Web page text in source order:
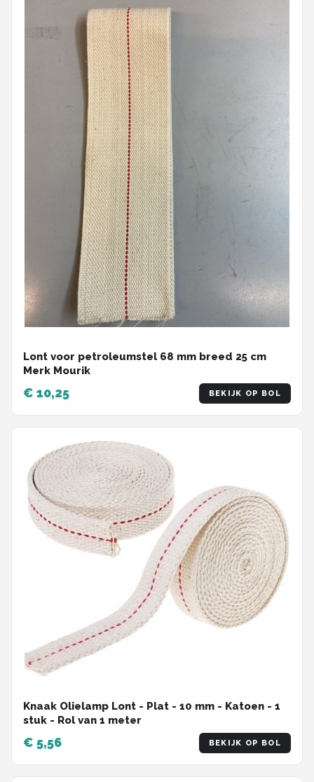
Lont voor petroleumstel 68 mm breed 25 cm
Merk Mourik
€ 10,25 BEKIJK OP BOL
Knaak Olielamp Lont - Plat - 10 mm - Katoen - 1
stuk - Rol van 1 meter
€ 5,56 BEKIJK OP BOL